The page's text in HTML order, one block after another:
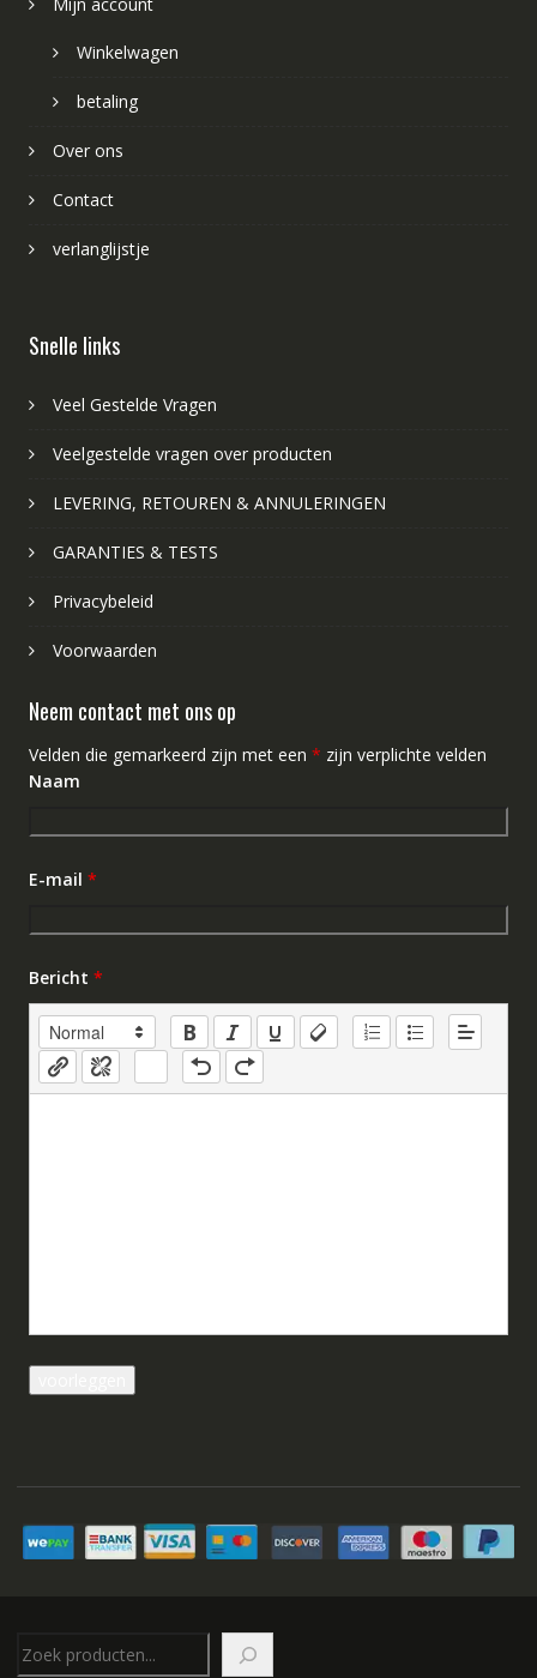
Winkelwagen
betaling
Over ons
Contact
verlanglijstje
Snelle links
Veel Gestelde Vragen
Veelgestelde vragen over producten
LEVERING, RETOUREN & ANNULERINGEN
GARANTIES & TESTS
Privacybeleid
Voorwaarden
Neem contact met ons op
Velden die gemarkeerd zijn met een * zijn verplichte velden
Naam
E-mail *
Bericht *